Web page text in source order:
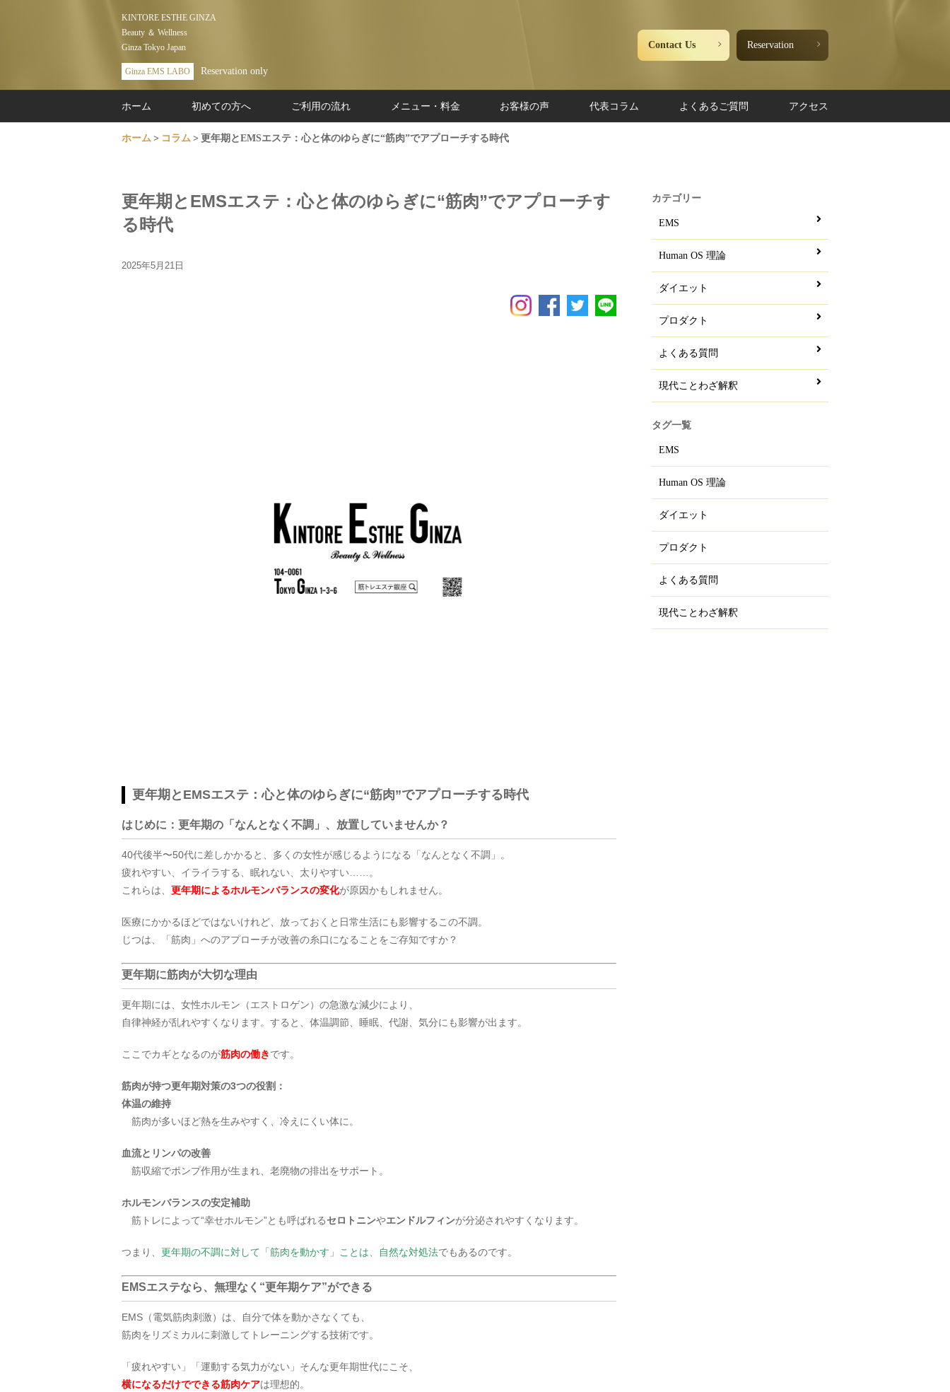
KINTORE ESTHE GINZA
Beauty ＆ Wellness
Ginza Tokyo Japan
Ginza EMS LABO Reservation only
Contact Us Reservation
ホーム 初めての方へ ご利用の流れ メニュー・料金 お客様の声 代表コラム よくあるご質問 アクセス
ホーム コラム 更年期とEMSエステ：心と体のゆらぎに“筋肉”でアプローチする時代
更年期とEMSエステ：心と体のゆらぎに“筋肉”でアプローチす
る時代
2025年5月21日
更年期とEMSエステ：心と体のゆらぎに“筋肉”でアプローチする時代
はじめに：更年期の「なんとなく不調」、放置していませんか？
40代後半〜50代に差しかかると、多くの女性が感じるようになる「なんとなく不調」。
疲れやすい、イライラする、眠れない、太りやすい……。
これらは、 更年期によるホルモンバランスの変化が原因かもしれません。
医療にかかるほどではないけれど、放っておくと日常生活にも影響するこの不調。
じつは、「筋肉」へのアプローチが改善の糸口になることをご存知ですか？
更年期に筋肉が大切な理由
更年期には、女性ホルモン（エストロゲン）の急激な減少により、
自律神経が乱れやすくなります。すると、体温調節、睡眠、代謝、気分にも影響が出ます。
ここでカギとなるのが筋肉の働きです。
筋肉が持つ更年期対策の3つの役割：
体温の維持
筋肉が多いほど熱を生みやすく、冷えにくい体に。
血流とリンパの改善
筋収縮でポンプ作用が生まれ、老廃物の排出をサポート。
ホルモンバランスの安定補助
筋トレによって“幸せホルモン”とも呼ばれるセロトニンやエンドルフィンが分泌されやすくなります。
つまり、 更年期の不調に対して「筋肉を動かす」ことは、自然な対処法でもあるのです。
EMSエステなら、無理なく“更年期ケア”ができる
EMS（電気筋肉刺激）は、自分で体を動かさなくても、
筋肉をリズミカルに刺激してトレーニングする技術です。
「疲れやすい」「運動する気力がない」そんな更年期世代にこそ、
横になるだけでできる筋肉ケアは理想的。
カテゴリー
EMS
Human OS 理論
ダイエット
プロダクト
よくある質問
現代ことわざ解釈
タグ一覧
EMS
Human OS 理論
ダイエット
プロダクト
よくある質問
現代ことわざ解釈